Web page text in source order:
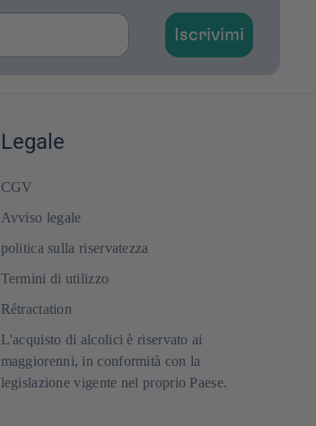
Iscrivimi
Legale
CGV
Avviso legale
politica sulla riservatezza
Termini di utilizzo
Rétractation
L'acquisto di alcolici è riservato ai
maggiorenni, in conformità con la
legislazione vigente nel proprio Paese.